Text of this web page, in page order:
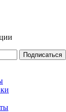
Подписаться